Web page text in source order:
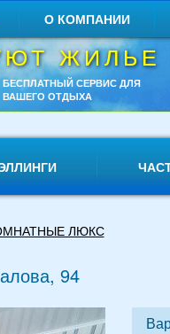
О КОМПАНИИ
БЕСПЛАТНЫЙ СЕРВИС ДЛЯ
ВАШЕГО ОТДЫХА
ЛЮКС
94